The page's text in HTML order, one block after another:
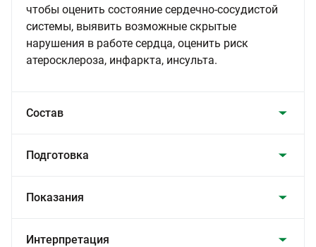
чтобы оценить состояние сердечно-сосудистой
системы, выявить возможные скрытые
нарушения в работе сердца, оценить риск
атеросклероза, инфаркта, инсульта.
Состав
Подготовка
Показания
Интерпретация